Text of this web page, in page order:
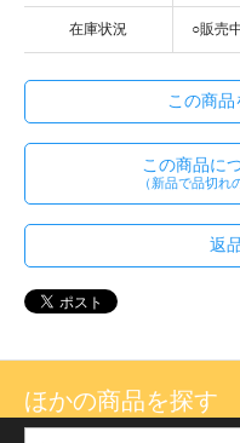
在庫状況 ○販売
この商品
この商品に
（新品で品切れ
返
ほかの商品を探す